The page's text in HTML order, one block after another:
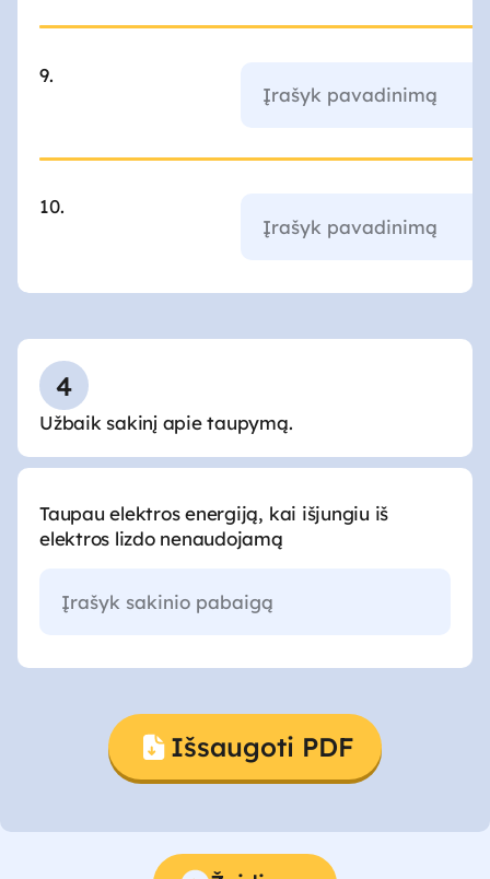
9.
10.
4
Užbaik sakinį apie taupymą.
Taupau elektros energiją, kai išjungiu iš
elektros lizdo nenaudojamą
Išsaugoti PDF